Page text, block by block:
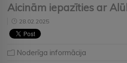
Aicinām iepazīties ar
28.02.2025
Noderīga informācija